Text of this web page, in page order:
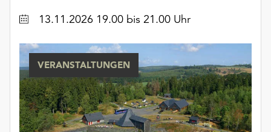
finden
unserer
Datenschutzerklärung
oder
dem
Impressum
Datum13.11.2026 19.00 bis 21.00 Uhr
VERANSTALTUNGEN